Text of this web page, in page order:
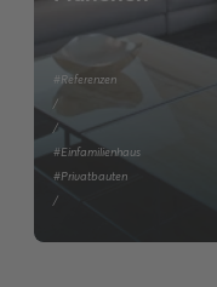
#Referenzen
/
/
#Einfamilienhaus
#Privatbauten
/